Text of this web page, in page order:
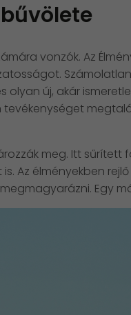
vonzók. Az
új, akár
meg. Itt
Az élményekben
Egy